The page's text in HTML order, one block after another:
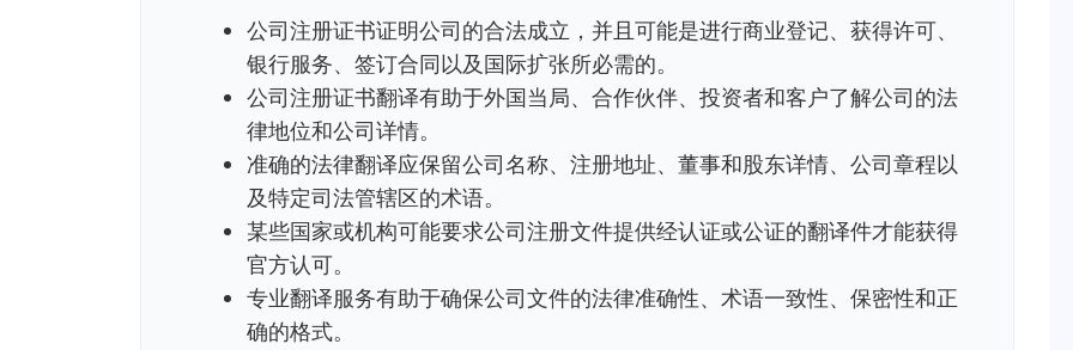
公司注册证书证明公司的合法成立，并且可能是进行商业登记、获得许可、
银行服务、签订合同以及国际扩张所​​必需的。
公司注册证书翻译有助于外国当局、合作伙伴、投资者和客户了解公司的法
律地位和公司详情。
准确的法律翻译应保留公司名称、注册地址、董事和股东详情、公司章程以
及特定司法管辖区的术语。
某些国家或机构可能要求公司注册文件提供经认证或公证的翻译件才能获得
官方认可。
专业翻译服务有助于确保公司文件的法律准确性、术语一致性、保密性和正
确的格式。